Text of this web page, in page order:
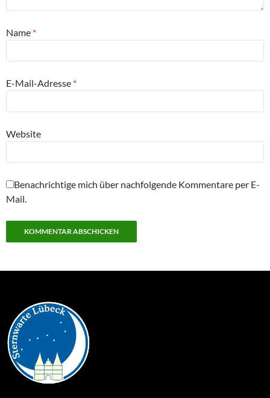
Name *
E-Mail-Adresse *
Website
Benachrichtige mich über nachfolgende Kommentare per E-
Mail.